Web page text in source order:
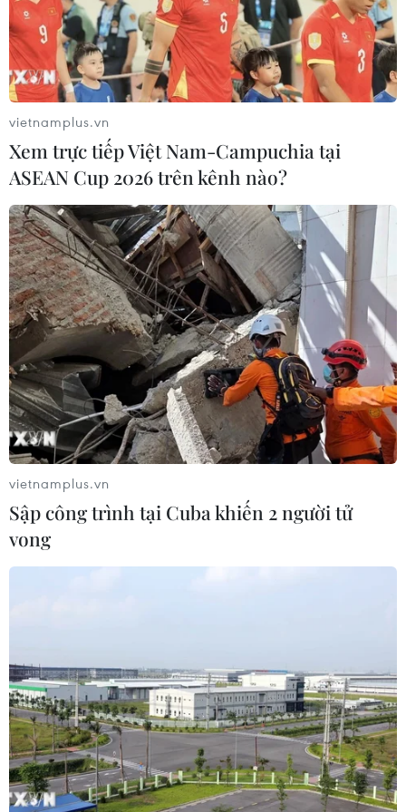
Doanh nghiệp Việt Nam tại Anh ủng hộ
hơn 2 tỷ đồng chống COVID-19
16/09/2021 13:45
Các doanh nghiệp Việt Nam tại Anh đã quyên góp ủng
hộ công tác phòng chống dịch COVID-19 tại Việt Nam
với tổng số tiền 1 tỷ đồng và hơn 36.000 bảng Anh
(khoảng 1,15 tỷ đồng).
Tổng Lãnh sự quán Việt Nam tại Fukuoka
quyên góp cho Quỹ Vaccine
vietnamplus.vn
Xem trực tiếp Việt Nam-Campuchia tại
ASEAN Cup 2026 trên kênh nào?
vietnamplus.vn
Sập công trình tại Cuba khiến 2 người tử
vong